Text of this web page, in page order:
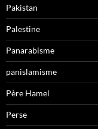
Pakistan
Palestine
Panarabisme
panislamisme
Père Hamel
Perse